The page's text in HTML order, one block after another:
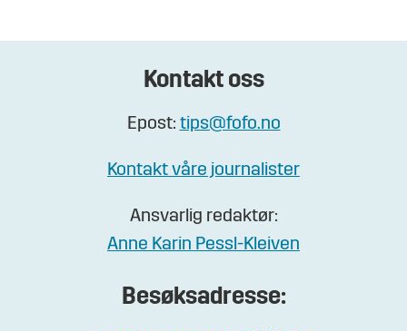
Kontakt oss
Epost: tips@fofo.no
Kontakt våre journalister
Ansvarlig redaktør:
Anne Karin Pessl-Kleiven
Besøksadresse: